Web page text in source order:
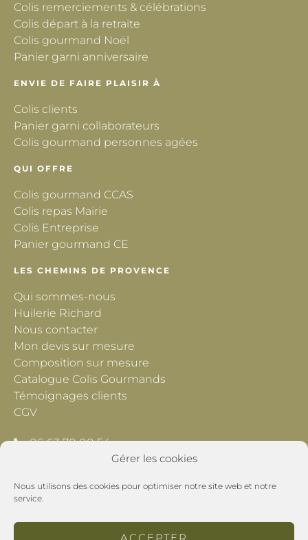
Gérer les cookies
Nous utilisons des cookies pour optimiser notre site web et notre
service.
ACCEPTER
Colis remerciements & célébrations
Colis départ à la retraite
Colis gourmand Noël
Panier garni anniversaire
ENVIE DE FAIRE PLAISIR À
Colis clients
Panier garni collaborateurs
Colis gourmand personnes agées
QUI OFFRE
Colis gourmand CCAS
Colis repas Mairie
Colis Entreprise
Panier gourmand CE
LES CHEMINS DE PROVENCE
Qui sommes-nous
Huilerie Richard
Nous contacter
Mon devis sur mesure
Composition sur mesure
Catalogue Colis Gourmands
Témoignages clients
CGV
06 63 70 00 54
contact@lescheminsdeprovence.com
Les Chemins de Provence
26800 Montoison